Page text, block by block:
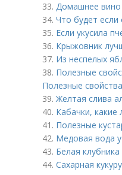
33. Домашнее
34. Что будет
35. Если укусила
36. Крыжовник
37. Из неспелых
38. Полезные
Полезные
39.Желтая слива
40. Кабачки,
41. Полезные
42. Медовая вода
43. Белая
44. Сахарная